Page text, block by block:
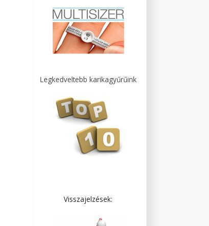
Legkedveltebb karikagyűrűink
Visszajelzések: